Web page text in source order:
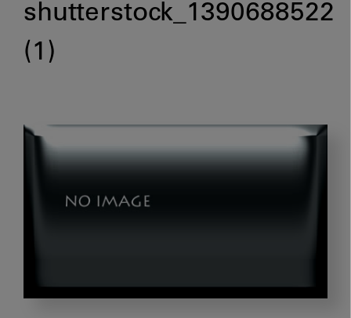
shutterstock_1390688522
(1)